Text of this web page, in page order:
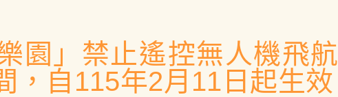
園」禁止遙控無人機飛航
，自115年2月11日起生效